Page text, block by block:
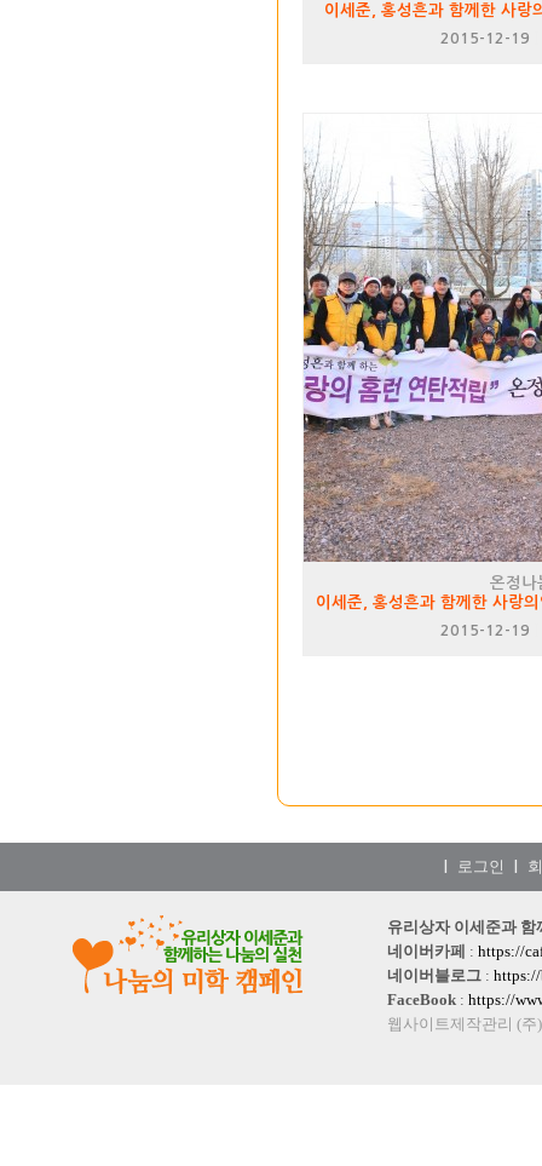
이세준, 홍성흔과 함께한 사
2015-12-19
온정나
이세준, 홍성흔과 함께한 사랑
2015-12-19
로그인
유리상자 이세준과 함
네이버카페
: https://
네이버블로그 :
FaceBook : https://
웹사이트제작관리 (